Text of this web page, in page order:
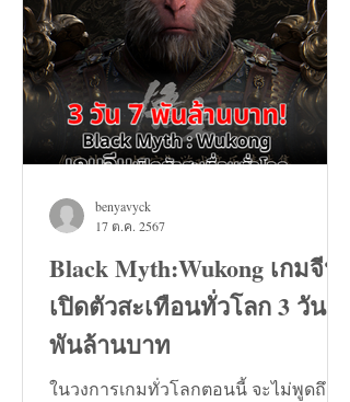
Black Myth:Wukong เกมจีน
เปิดตัวสะเทือนทั่วโลก 3 วัน 7
พันล้านบาท
ในวงการเกมทั่วโลกตอนนี้ จะไม่พูดถึง
benyavyck
17 ต.ค. 2567